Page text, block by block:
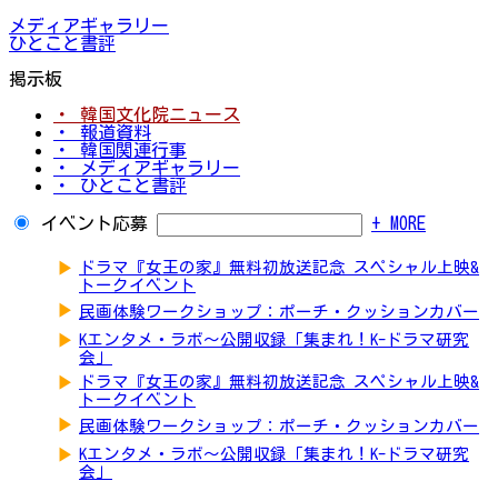
メディアギャラリー
ひとこと書評
掲示板
・ 韓国文化院ニュース
・ 報道資料
・ 韓国関連行事
・ メディアギャラリー
・ ひとこと書評
イベント応募 + MORE
▶
ドラマ『女王の家』無料初放送記念 スペシャル上映&
トークイベント
▶ 民画体験ワークショップ：ポーチ・クッションカバー
▶ Kエンタメ・ラボ～公開収録「集まれ！K-ドラマ研究
会」
▶
ドラマ『女王の家』無料初放送記念 スペシャル上映&
トークイベント
▶ 民画体験ワークショップ：ポーチ・クッションカバー
▶ Kエンタメ・ラボ～公開収録「集まれ！K-ドラマ研究
会」